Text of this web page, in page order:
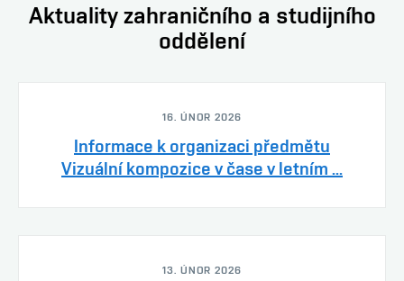
Aktuality zahraničního a studijního
oddělení
16. ÚNOR 2026
Informace k organizaci předmětu
Vizuální kompozice v čase v letním ...
13. ÚNOR 2026